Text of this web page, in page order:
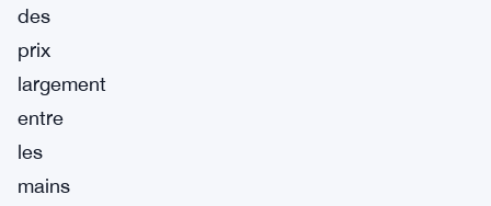
des
prix
largement
entre
les
mains